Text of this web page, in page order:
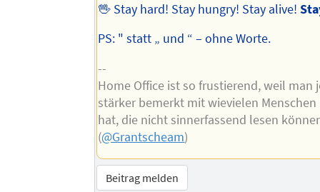
🖖 Stay hard! Stay hungry! Stay alive!
PS: " statt „ und “ – ohne Worte.
--
Home Office ist so frustierend, weil man
stärker bemerkt mit wievielen
hat, die nicht sinnerfassend lesen
(@Grantscheam)
Beitrag melden